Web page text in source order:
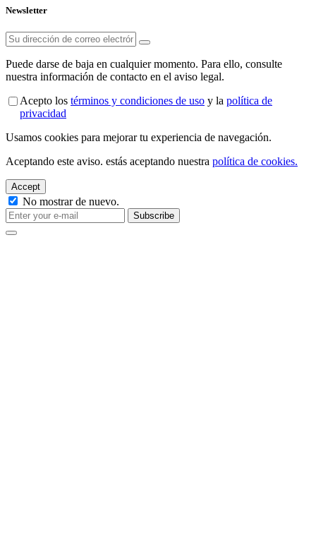
Newsletter
Puede darse de baja en cualquier momento. Para ello, consulte
nuestra información de contacto en el aviso legal.
Acepto los términos y condiciones de uso y la política de
privacidad
Usamos cookies para mejorar tu experiencia de navegación.
Aceptando este aviso. estás aceptando nuestra política de cookies.
Accept
No mostrar de nuevo.
Subscribe